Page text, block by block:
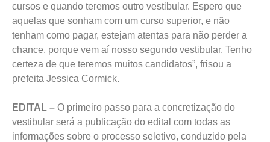
cursos e quando teremos outro vestibular. Espero que
aquelas que sonham com um curso superior, e não
tenham como pagar, estejam atentas para não perder a
chance, porque vem aí nosso segundo vestibular. Tenho
certeza de que teremos muitos candidatos”, frisou a
prefeita Jessica Cormick.
EDITAL – O primeiro passo para a concretização do
vestibular será a publicação do edital com todas as
informações sobre o processo seletivo, conduzido pela